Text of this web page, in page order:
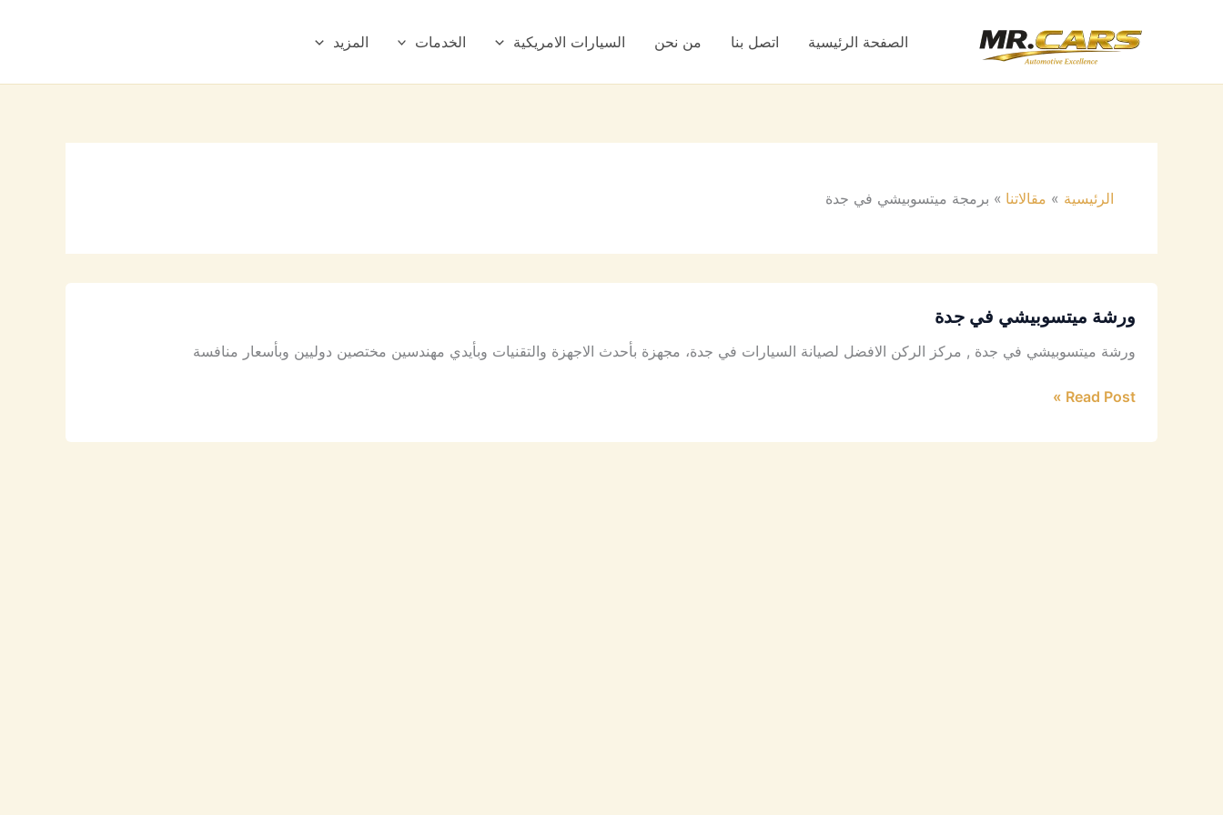
الصفحة الرئيسية اتصل بنا من نحن السيارات الامريكية الخدمات المزيد
الرئيسية مقالاتنا برمجة ميتسوبيشي في جدة
ورشة ميتسوبيشي في جدة
ورشة ميتسوبيشي في جدة , مركز الركن الافضل لصيانة السيارات في جدة، مجهزة بأحدث الاجهزة والتقنيات وبأيدي مهندسين مختصين دوليين وبأسعار منافسة
Read Post »